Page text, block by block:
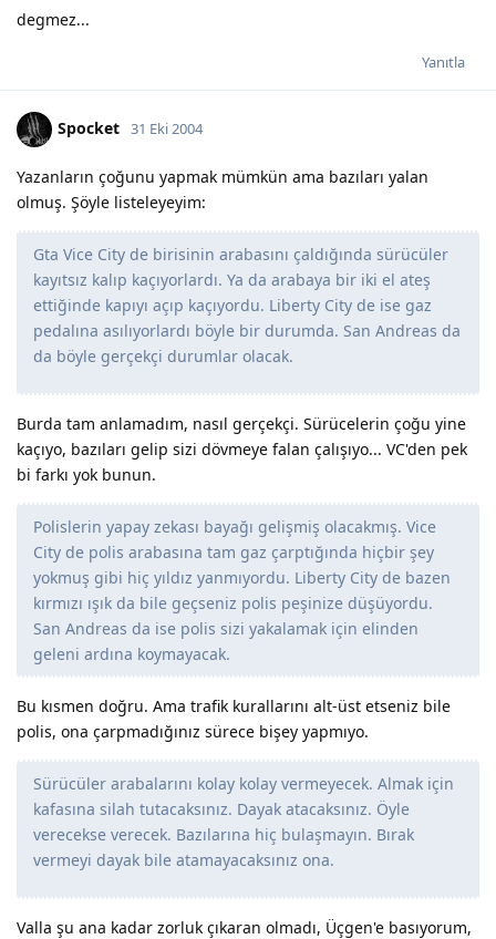
degmez...
Yanıtla
Spocket 31 Eki 2004
Yazanların çoğunu yapmak mümkün ama bazıları yalan
olmuş. Şöyle listeleyeyim:
Gta Vice City de birisinin arabasını çaldığında sürücüler
kayıtsız kalıp kaçıyorlardı. Ya da arabaya bir iki el ateş
ettiğinde kapıyı açıp kaçıyordu. Liberty City de ise gaz
pedalına asılıyorlardı böyle bir durumda. San Andreas da
da böyle gerçekçi durumlar olacak.
Burda tam anlamadım, nasıl gerçekçi. Sürücelerin çoğu yine
kaçıyo, bazıları gelip sizi dövmeye falan çalışıyo... VC'den pek
bi farkı yok bunun.
Polislerin yapay zekası bayağı gelişmiş olacakmış. Vice
City de polis arabasına tam gaz çarptığında hiçbir şey
yokmuş gibi hiç yıldız yanmıyordu. Liberty City de bazen
kırmızı ışık da bile geçseniz polis peşinize düşüyordu.
San Andreas da ise polis sizi yakalamak için elinden
geleni ardına koymayacak.
Bu kısmen doğru. Ama trafik kurallarını alt-üst etseniz bile
polis, ona çarpmadığınız sürece bişey yapmıyo.
Sürücüler arabalarını kolay kolay vermeyecek. Almak için
kafasına silah tutacaksınız. Dayak atacaksınız. Öyle
verecekse verecek. Bazılarına hiç bulaşmayın. Bırak
vermeyi dayak bile atamayacaksınız ona.
Valla şu ana kadar zorluk çıkaran olmadı, Üçgen'e basıyorum,